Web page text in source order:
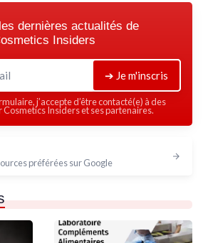
dernières actualités de
Insiders
➔ Je m'inscris
j’accepte d’être contacté(e) à des
Insiders et ses partenaires.
préférées sur Google